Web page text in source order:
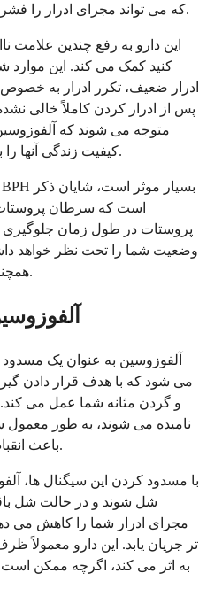
که می تواند مجرای ادرار را فشرده کرده و ادرار کردن را دشوار کند.
این دارو به رفع چندین علامت
کنید کمک می کند. این
ادرار ضعیف، تکرر ادرار به
پس از ادرار کردن کاملاً خالی
متوجه می شوند که
کیفیت زندگی آنها را به طور قابل توجهی بهبود می بخشد.
است که سرطان پروستات
پروستات در طول زمان
وضعیت شما را تحت نظر خواهد
همچنان برای شما به خوبی عمل می کند.
آلفوزوسین به عنوان یک مسدود
می شود که با هدف قرار دادن
نامیده می شوند، به طور معمول
باعث انقباض و سفت شدن عضلات می شوند.
با مسدود کردن این سیگنال ها،
شل شوند و در حالت شل
مجرای ادرار شما را کاهش می
تر جریان یابد. این دارو
به اثر می کند، اگرچه ممکن است